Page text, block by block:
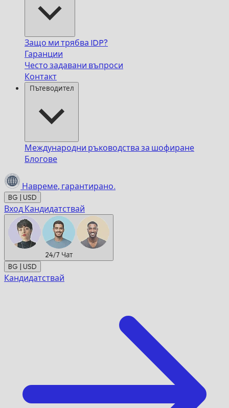
Защо ми трябва IDP?
Гаранции
Често задавани въпроси
Контакт
Пътеводител
Международни ръководства за шофиране
Блогове
Навреме, гарантирано.
BG | USD
Вход Кандидатствай
24/7 Чат
BG | USD
Кандидатствай